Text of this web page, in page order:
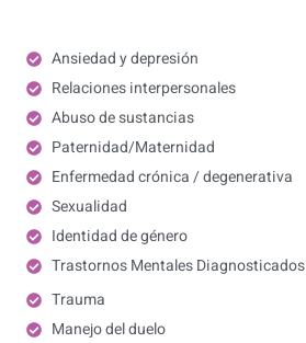
Ansiedad y depresión
Relaciones interpersonales
Abuso de sustancias
Paternidad/Maternidad
Enfermedad crónica / degenerativa
Sexualidad
Identidad de género
Trastornos Mentales Diagnosticados
Trauma
Manejo del duelo